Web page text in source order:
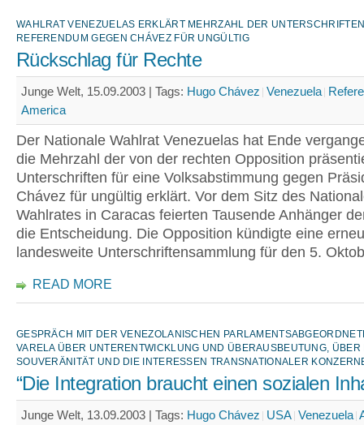
WAHLRAT VENEZUELAS ERKLÄRT MEHRZAHL DER
REFERENDUM GEGEN CHÁVEZ FÜR UNGÜLTIG
Rückschlag für Rechte
Junge Welt, 15.09.2003 | Tags: Hugo Chávez Venezuela
America
Der Nationale Wahlrat Venezuelas hat Ende
die Mehrzahl der von der rechten Opposition
Unterschriften für eine Volksabstimmung gegen
Chávez für ungültig erklärt. Vor dem Sitz des
Wahlrates in Caracas feierten Tausende Anhänger
die Entscheidung. Die Opposition kündigte eine
landesweite Unterschriftensammlung für den 5.
READ MORE
GESPRÄCH MIT DER VENEZOLANISCHEN
VARELA ÜBER UNTERENTWICKLUNG UND ÜBERAUSBEUTUNG,
SOUVERÄNITÄT UND DIE INTERESSEN TRANSNATIONALER
“Die Integration braucht einen sozialen
Junge Welt, 13.09.2003 | Tags: Hugo Chávez USA Venezuela